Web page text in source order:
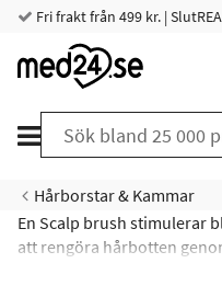
Fri frakt från 499 kr. |
Hårborstar & Kammar
En Scalp brush stimulerar
att rengöra hårbotten